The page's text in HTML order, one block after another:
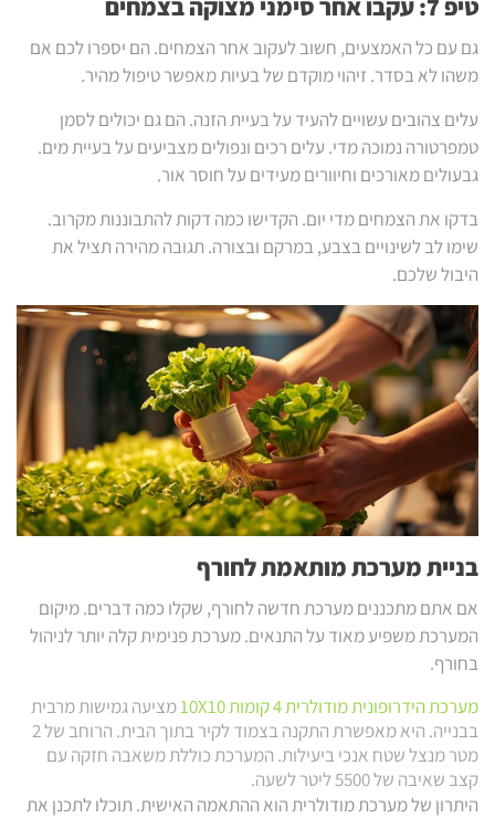
טיפ 7: עקבו אחר סימני מצוקה בצמחים
גם עם כל האמצעים, חשוב לעקוב אחר הצמחים. הם יספרו לכם אם
משהו לא בסדר. זיהוי מוקדם של בעיות מאפשר טיפול מהיר.
עלים צהובים עשויים להעיד על בעיית הזנה. הם גם יכולים לסמן
טמפרטורה נמוכה מדי. עלים רכים ונפולים מצביעים על בעיית מים.
גבעולים מאורכים וחיוורים מעידים על חוסר אור.
בדקו את הצמחים מדי יום. הקדישו כמה דקות להתבוננות מקרוב.
שימו לב לשינויים בצבע, במרקם ובצורה. תגובה מהירה תציל את
היבול שלכם.
בניית מערכת מותאמת לחורף
אם אתם מתכננים מערכת חדשה לחורף, שקלו כמה דברים. מיקום
המערכת משפיע מאוד על התנאים. מערכת פנימית קלה יותר לניהול
בחורף.
מערכת הידרופונית מודולרית 4 קומות 10X10
מציעה גמישות מרבית
בבנייה. היא מאפשרת התקנה בצמוד לקיר בתוך הבית. הרוחב של 2
מטר מנצל שטח אנכי ביעילות. המערכת כוללת משאבה חזקה עם
קצב שאיבה של 5500 ליטר לשעה.
היתרון של מערכת מודולרית הוא ההתאמה האישית. תוכלו לתכנן את